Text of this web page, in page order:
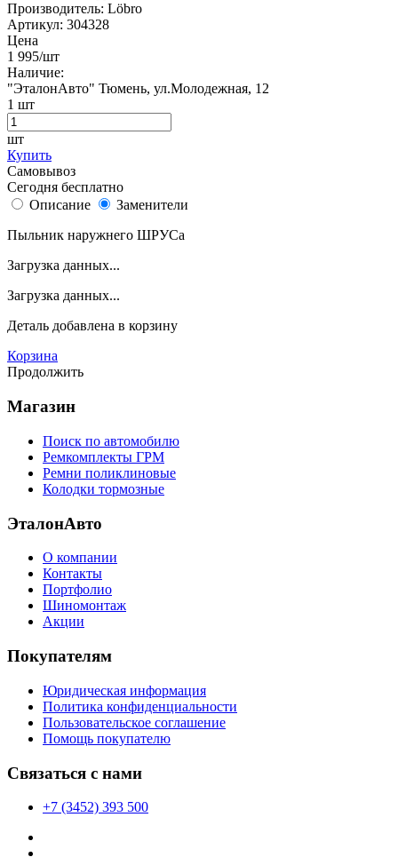
Производитель: Löbro
Артикул: 304328
Цена
1 995/шт
Наличие:
"ЭталонАвто" Тюмень, ул.Молодежная, 12
1 шт
шт
Купить
Самовывоз
Сегодня бесплатно
Описание
Заменители
Пыльник наружнего ШРУСа
Загрузка данных...
Загрузка данных...
Деталь добавлена в корзину
Корзина
Продолжить
Магазин
Поиск по автомобилю
Ремкомплекты ГРМ
Ремни поликлиновые
Колодки тормозные
ЭталонАвто
О компании
Контакты
Портфолио
Шиномонтаж
Акции
Покупателям
Юридическая информация
Политика конфиденциальности
Пользовательское соглашение
Помощь покупателю
Связаться с нами
+7 (3452) 393 500